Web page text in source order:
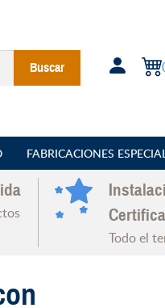
Buscar
FABRICACIONES
Todo el